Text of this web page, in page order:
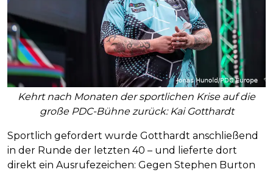
Kehrt nach Monaten der sportlichen Krise auf die
große PDC-Bühne zurück: Kai Gotthardt
Sportlich gefordert wurde Gotthardt anschließend
in der Runde der letzten 40 – und lieferte dort
direkt ein Ausrufezeichen: Gegen Stephen Burton